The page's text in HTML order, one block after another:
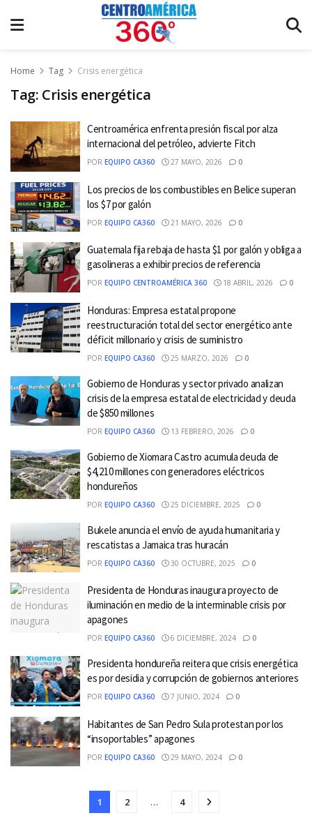
Home Tag Crisis energética
Tag: Crisis energética
Centroamérica enfrenta presión fiscal por alza
internacional del petróleo, advierte Fitch
POR EQUIPO CA360 27 MAYO, 2026 0
Los precios de los combustibles en Belice superan
los $7 por galón
POR EQUIPO CA360 21 MAYO, 2026 0
Guatemala fija rebaja de hasta $1 por galón y obliga a
gasolineras a exhibir precios de referencia
POR EQUIPO CENTROAMÉRICA 360 18 ABRIL, 2026 0
Honduras: Empresa estatal propone
reestructuración total del sector energético ante
déficit millonario y crisis de suministro
POR EQUIPO CA360 25 MARZO, 2026 0
Gobierno de Honduras y sector privado analizan
crisis de la empresa estatal de electricidad y deuda
de $850 millones
POR EQUIPO CA360 13 FEBRERO, 2026 0
Gobierno de Xiomara Castro acumula deuda de
$4,210 millones con generadores eléctricos
hondureños
POR EQUIPO CA360 25 DICIEMBRE, 2025 0
Bukele anuncia el envío de ayuda humanitaria y
rescatistas a Jamaica tras huracán
POR EQUIPO CA360 30 OCTUBRE, 2025 0
Presidenta de Honduras inaugura proyecto de
iluminación en medio de la interminable crisis por
apagones
POR EQUIPO CA360 6 DICIEMBRE, 2024 0
Presidenta hondureña reitera que crisis energética
es por desidia y corrupción de gobiernos anteriores
POR EQUIPO CA360 7 JUNIO, 2024 0
Habitantes de San Pedro Sula protestan por los
“insoportables” apagones
POR EQUIPO CA360 29 MAYO, 2024 0
1 2 … 4